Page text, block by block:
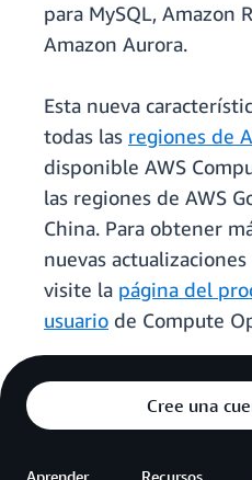
para MySQL, Amazon
Amazon Aurora.
Esta nueva
todas las regiones de
disponible AWS
las regiones de AWS
China. Para obtener
nuevas
visite la página del
usuario de Compute
Cree una